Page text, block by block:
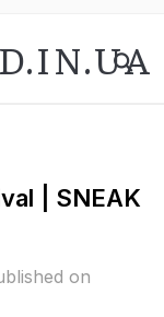
| SNEAK
on